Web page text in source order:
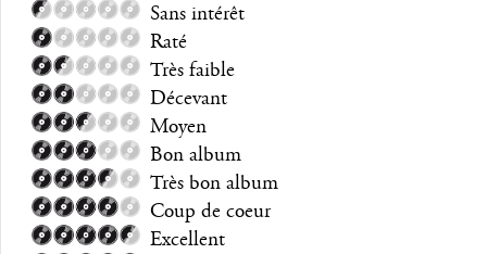
Sans intérêt
Raté
Très faible
Décevant
Moyen
Bon album
Très bon album
Coup de coeur
Excellent